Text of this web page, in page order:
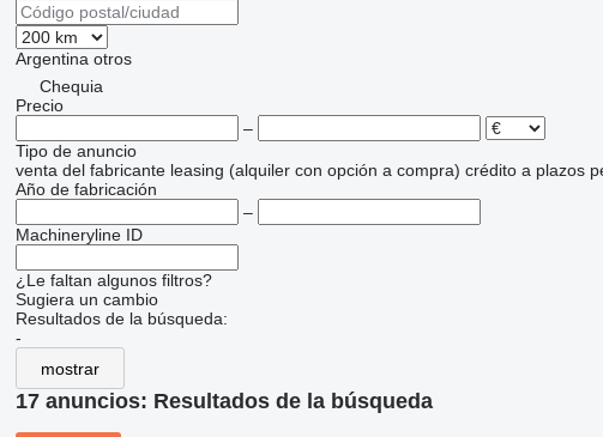
Argentina otros
Chequia
Precio
–
Tipo de anuncio
venta del fabricante leasing (alquiler con opción a compra) crédito a plazos
Año de fabricación
–
Machineryline ID
¿Le faltan algunos filtros?
Sugiera un cambio
Resultados de la búsqueda:
-
mostrar
17 anuncios: Resultados de la búsqueda